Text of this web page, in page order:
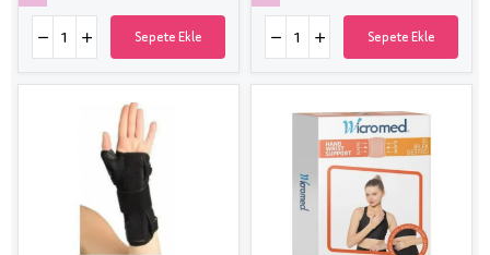
Sepete Ekle Sepete Ekle